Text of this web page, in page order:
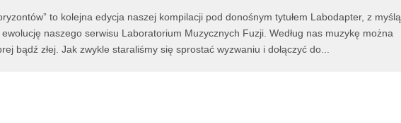
to kolejna edycja naszej kompilacji pod donośnym tytułem Labodapter, z myślą
naszego serwisu Laboratorium Muzycznych Fuzji. Według nas muzykę można
bądź złej. Jak zwykle staraliśmy się sprostać wyzwaniu i dołączyć do